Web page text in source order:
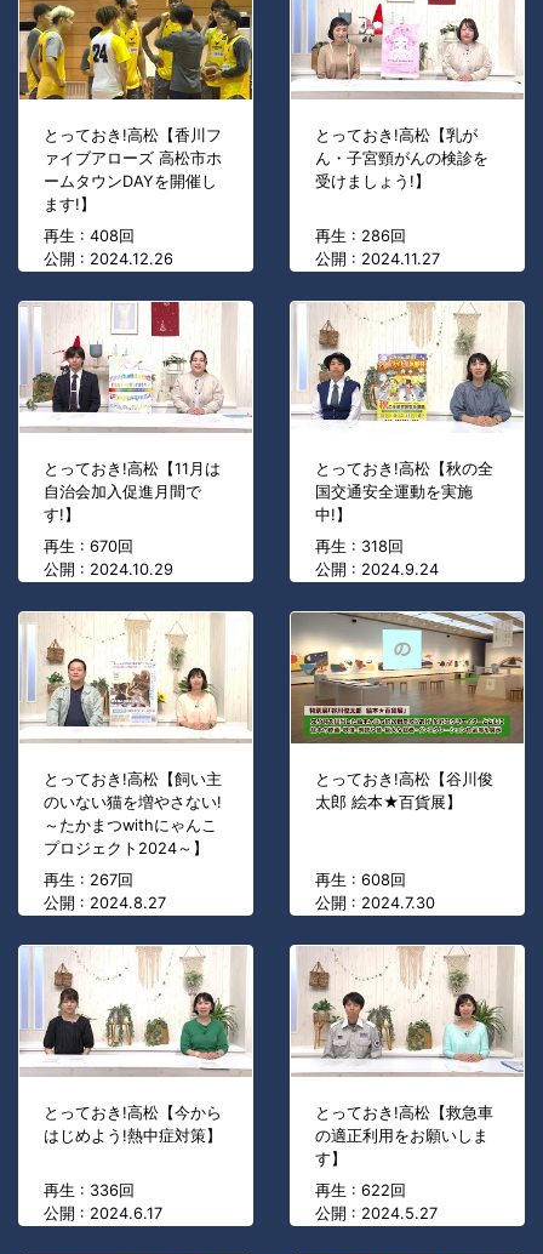
とっておき!高松【香川フ
ァイブアローズ 高松市ホ
ームタウンDAYを開催し
ます!】
再生 : 408回
公開 : 2024.12.26
とっておき!高松【乳が
ん・子宮頸がんの検診を
受けましょう!】
再生 : 286回
公開 : 2024.11.27
とっておき!高松【11月は
自治会加入促進月間で
す!】
再生 : 670回
公開 : 2024.10.29
とっておき!高松【秋の全
国交通安全運動を実施
中!】
再生 : 318回
公開 : 2024.9.24
とっておき!高松【飼い主
のいない猫を増やさない!
～たかまつwithにゃんこ
プロジェクト2024～】
再生 : 267回
公開 : 2024.8.27
とっておき!高松【谷川俊
太郎 絵本★百貨展】
再生 : 608回
公開 : 2024.7.30
とっておき!高松【今から
はじめよう!熱中症対策】
再生 : 336回
公開 : 2024.6.17
とっておき!高松【救急車
の適正利用をお願いしま
す】
再生 : 622回
公開 : 2024.5.27